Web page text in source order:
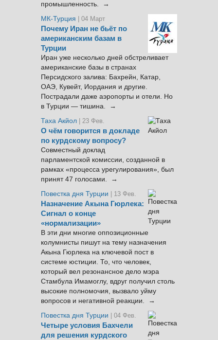
промышленность. →
МК-Турция
| 04 Март
Почему Иран не бьёт по
американским базам в
Турции
Иран уже несколько дней обстреливает
американские базы в странах
Персидского залива: Бахрейн, Катар,
ОАЭ, Кувейт, Иордания и другие.
Пострадали даже аэропорты и отели. Но
в Турции — тишина. →
Таха Акйол | 23 Фев.
О чём говорится в докладе
по курдскому вопросу?
Совместный доклад
парламентской комиссии, созданной в
рамках «процесса урегулирования», был
принят 47 голосами. →
Повестка дня Турции
| 13 Фев.
Назначение Акына Гюрлека:
Сигнал о конце
«нормализации»
В эти дни многие оппозиционные
колумнисты пишут на тему назначения
Акына Гюрлека на ключевой пост в
системе юстиции. То, что человек,
который вел резонансное дело мэра
Стамбула Имамоглу, вдруг получил столь
высокие полномочия, вызвало уйму
вопросов и негативной реакции. →
Повестка дня Турции
| 04 Фев.
Четыре условия Бахчели
для решения курдского